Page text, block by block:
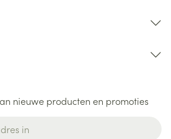
nieuwe producten en promoties